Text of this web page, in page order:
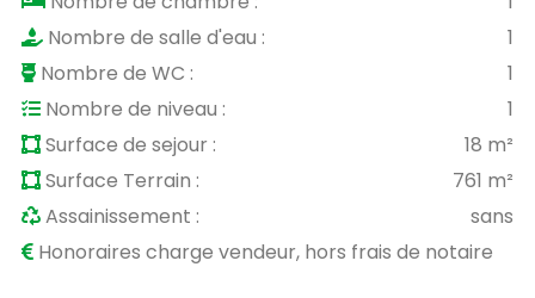
Nombre de salle d'eau :
1
Nombre de WC :
1
Nombre de niveau :
1
Surface de sejour :
18 m²
Surface Terrain :
761 m²
Assainissement :
sans
Honoraires charge vendeur, hors frais de notaire